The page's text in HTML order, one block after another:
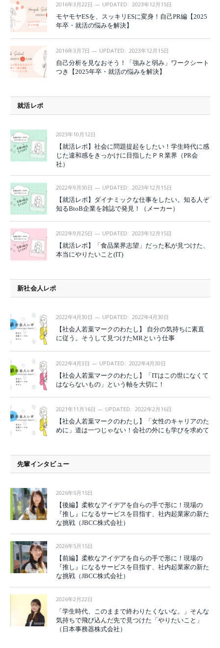
2016年3月22日 UPDATED: 2023年12月15日
モヤモヤESを、スッキリESに変身！自己PR編【2025
年卒・就活の悩みを解決】
2016年3月7日 UPDATED: 2023年12月15日
自己分析を見なおそう！「強みと弱み」ワークシート
つき【2025年卒・就活の悩みを解決】
就活レポ
2023年10月12日
【就活レポ】社会に問題提起をしたい！学生時代に感
じた違和感をきっかけに目指したＰＲ業界（PR会
社）
2022年9月30日 UPDATED: 2023年12月15日
【就活レポ】ダイナミックな仕事をしたい。知る人ぞ
知るBtoB企業を雑誌で発見！（メーカー）
2022年9月25日 UPDATED: 2023年12月15日
【就活レポ】「食品業界志望」だった私が見つけた、
本当にやりたいこと(IT)
新社会人レポ
2022年4月30日 UPDATED: 2022年4月30日
【社会人若葉マークのわたし】 自分の気持ちに素直
に従う。そうして見つけたMRという仕事
2022年4月3日 UPDATED: 2022年4月30日
【社会人若葉マークのわたし】「ITはこの世になくて
はならないもの」という軸を大切に！
2021年11月16日 UPDATED: 2022年2月16日
【社会人若葉マークのわたし】「女性のキャリアのた
めに」道は一つじゃない！会社の外にも学びを求めて
先輩インタビュー
2026年5月15日
【後編】柔軟なアイデアを自らの手で形に！現場の
『推し』になるサービスを目指す、社内起業家の新た
な挑戦（JBCC株式会社）
2026年5月15日
【前編】柔軟なアイデアを自らの手で形に！現場の
『推し』になるサービスを目指す、社内起業家の新た
な挑戦（JBCC株式会社）
2026年2月22日
「学生時代、このままで終わりたくないな。」そんな
気持ちで飛び込んだ先で見つけた「やりたいこと」
（日本事務器株式会社）